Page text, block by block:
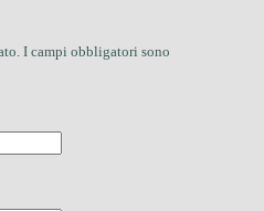
I campi obbligatori sono